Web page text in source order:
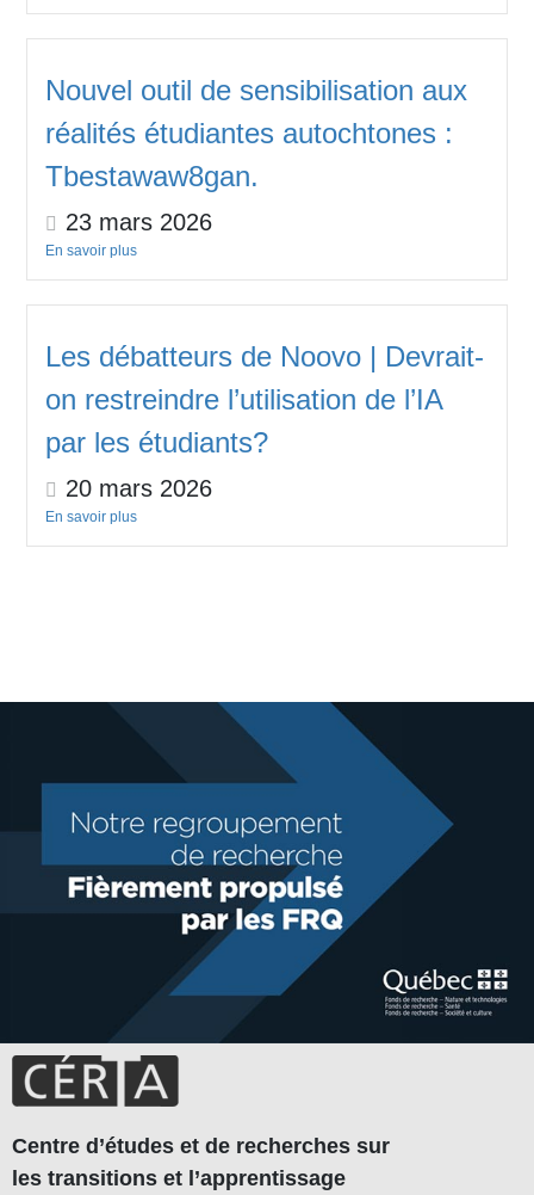
Nouvel outil de sensibilisation aux
réalités étudiantes autochtones :
Tbestawaw8gan.
23 mars 2026
En savoir plus
Les débatteurs de Noovo | Devrait-
on restreindre l’utilisation de l’IA
par les étudiants?
20 mars 2026
En savoir plus
Centre d’études et de recherches sur
les transitions et l’apprentissage